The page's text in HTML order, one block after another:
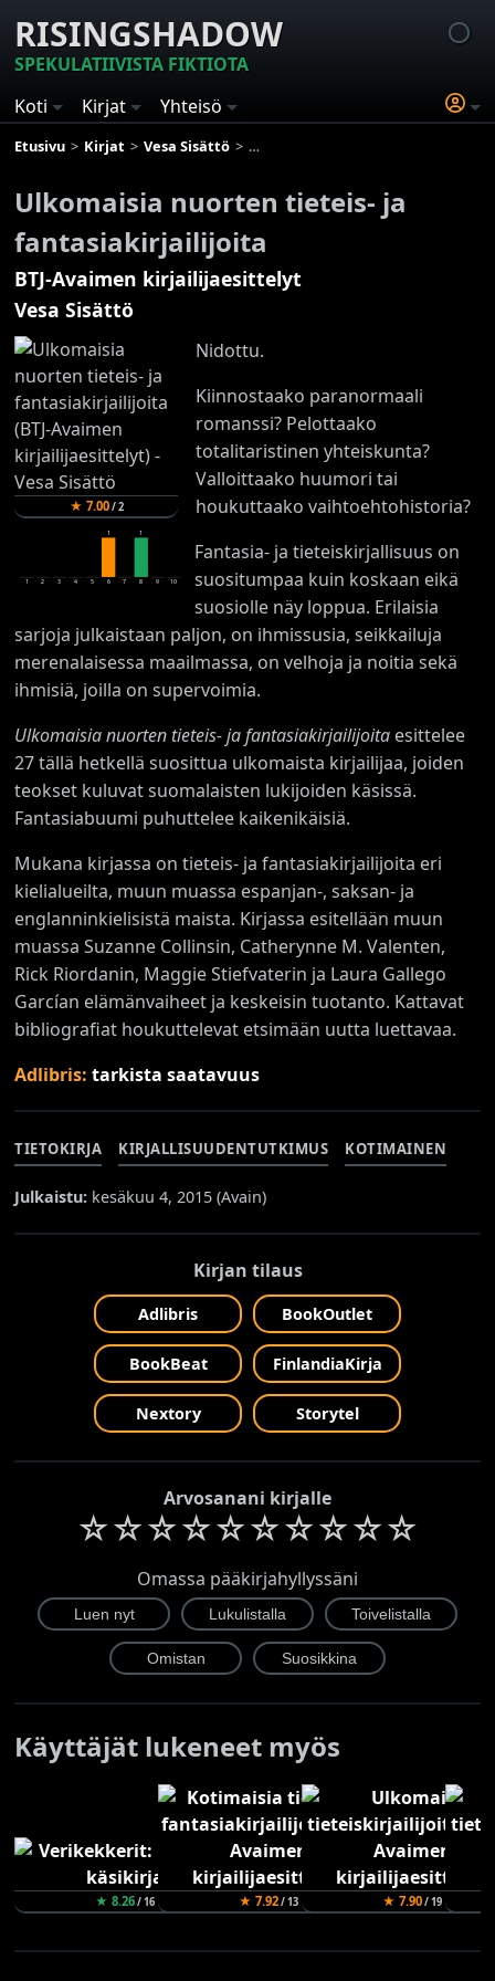
RISINGSHADOW
SPEKULATIIVISTA FIKTIOTA
Koti
Kirjat Yhteisö
Etusivu Kirjat Vesa Sisättö BTJ-Avaimen kirjailijaesittelyt
Ulkomaisia nuorten tieteis- ja
fantasiakirjailijoita
BTJ-Avaimen kirjailijaesittelyt
Vesa Sisättö
★ 7.00/2
1 2 3 4 5
1
6 7
1
8 9 10
Nidottu.
Kiinnostaako paranormaali
romanssi? Pelottaako
totalitaristinen yhteiskunta?
Valloittaako huumori tai
houkuttaako vaihtoehtohistoria?
Fantasia- ja tieteiskirjallisuus on
suositumpaa kuin koskaan eikä
suosiolle näy loppua. Erilaisia
sarjoja julkaistaan paljon, on ihmissusia, seikkailuja
merenalaisessa maailmassa, on velhoja ja noitia sekä
ihmisiä, joilla on supervoimia.
Ulkomaisia nuorten tieteis- ja fantasiakirjailijoita esittelee
27 tällä hetkellä suosittua ulkomaista kirjailijaa, joiden
teokset kuluvat suomalaisten lukijoiden käsissä.
Fantasiabuumi puhuttelee kaikenikäisiä.
Mukana kirjassa on tieteis- ja fantasiakirjailijoita eri
kielialueilta, muun muassa espanjan-, saksan- ja
englanninkielisistä maista. Kirjassa esitellään muun
muassa Suzanne Collinsin, Catherynne M. Valenten,
Rick Riordanin, Maggie Stiefvaterin ja Laura Gallego
Garcían elämänvaiheet ja keskeisin tuotanto. Kattavat
bibliografiat houkuttelevat etsimään uutta luettavaa.
Adlibris:tarkista saatavuus
TIETOKIRJA KIRJALLISUUDENTUTKIMUS KOTIMAINEN
Julkaistu: kesäkuu 4, 2015 (Avain)
Kirjan tilaus
Adlibris BookOutlet
BookBeat FinlandiaKirja
Nextory Storytel
Arvosanani kirjalle
☆☆☆☆☆☆☆☆☆☆
Omassa pääkirjahyllyssäni
Käyttäjät lukeneet myös
★ 8.26/ 16 ★ 7.92/ 13 ★ 7.90/ 19